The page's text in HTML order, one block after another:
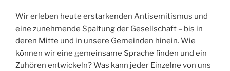
Wir erleben heute erstarkenden Antisemitismus und
eine zunehmende Spaltung der Gesellschaft – bis in
deren Mitte und in unsere Gemeinden hinein. Wie
können wir eine gemeinsame Sprache finden und ein
Zuhören entwickeln? Was kann jeder Einzelne von uns